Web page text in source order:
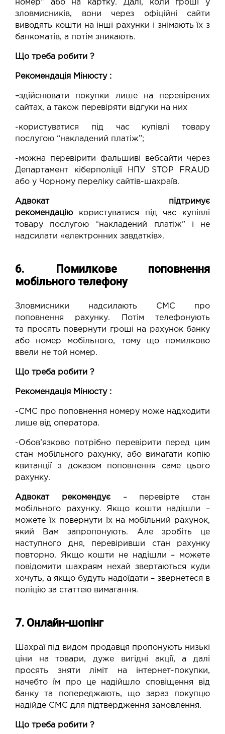
номер” або на картку. Далі, коли гроші у
зловмисників, вони через офіційні сайти
виводять кошти на інші рахунки і знімають їх з
банкоматів, а потім зникають.
Що треба робити ?
Рекомендація Мінюсту :
–здійснювати покупки лише на перевірених
сайтах, а також перевіряти відгуки на них
-користуватися під час купівлі товару
послугою “накладений платіж”;
-можна перевірити фальшиві вебсайти через
Департамент кіберполіції НПУ STOP FRAUD
або у Чорному переліку сайтів-шахраїв.
Адвокат підтримує
рекомендацію
користуватися під час купівлі
товару послугою “накладений платіж” і не
надсилати «електронних завдатків».
6. Помилкове поповнення
мобільного телефону
Зловмисники надсилають СМС про
поповнення рахунку. Потім телефонують
та просять повернути гроші на рахунок банку
або номер мобільного, тому що помилково
ввели не той номер.
Що треба робити ?
Рекомендація Мінюсту :
-СМС про поповнення номеру може надходити
лише від оператора.
-Обов’язково потрібно перевірити перед цим
стан мобільного рахунку, або вимагати копію
квитанції з доказом поповнення саме цього
рахунку.
Адвокат рекомендує– перевірте стан
мобільного рахунку. Якщо кошти надішли –
можете їх повернути їх на мобільний рахунок,
який Вам запропонують. Але зробіть це
наступного дня, перевіривши стан рахунку
повторно. Якщо кошти не надішли – можете
повідомити шахраям нехай звертаються куди
хочуть, а якщо будуть надоїдати – звернетеся в
поліцію за статтею вимагання.
7. Онлайн-шопінг
Шахраї під видом продавця пропонують низькі
ціни на товари, дуже вигідні акції, а далі
просять зняти ліміт на інтернет-покупки,
начебто їм про це надійшло сповіщення від
банку та попереджають, що зараз покупцю
надійде СМС для підтвердження замовлення.
Що треба робити ?